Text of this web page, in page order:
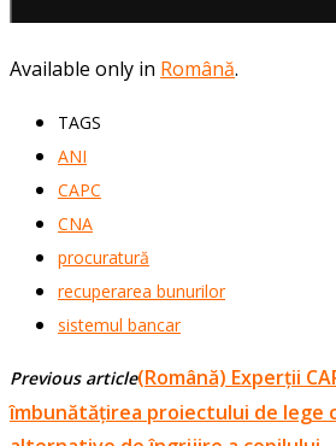
Available only in Română.
TAGS
ANI
CAPC
CNA
procuratură
recuperarea bunurilor
sistemul bancar
Previous article(Română) Experții
îmbunătățirea proiectului de lege